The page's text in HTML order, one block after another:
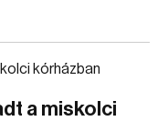
a miskolci